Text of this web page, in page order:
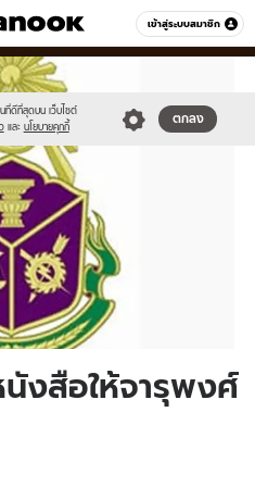
เข้าสู่ระบบสมาชิก
หมวดอื่นๆ
นที่ดีที่สุดบน เว็บไซต์
และ นโยบายคุกกี้
ตกลง
632649-
งสือให้จารุพงศ์